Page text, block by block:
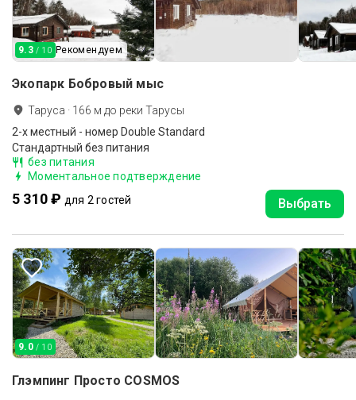
9.3 / 10 Рекомендуем
Экопарк Бобровый мыс
Таруса · 166 м до реки Тарусы
2-x местный - номер Double Standard
Стандартный без питания
без питания
Моментальное подтверждение
5 310 ₽ для 2 гостей Выбрать
9.0 / 10
Глэмпинг Просто COSMOS